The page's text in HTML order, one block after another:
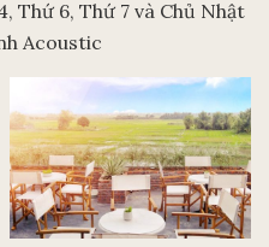
Thứ 6, Thứ 7 và Chủ Nhật
Acoustic